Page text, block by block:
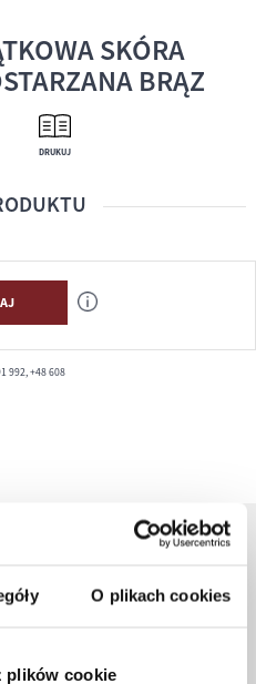
O plikach cookies
plików cookie
SKÓRA
BRĄZ
DRUKUJ
992, +48 608